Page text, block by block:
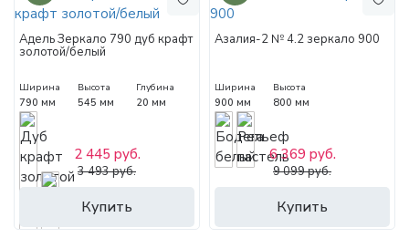
Адель Зеркало 790 дуб крафт
золотой/белый
Ширина
790 мм
Высота
545 мм
Глубина
20 мм
Купить
2 445 руб.
3 493 руб.
Азалия-2 № 4.2 зеркало 900
Ширина
900 мм
Высота
800 мм
Купить
6 369 руб.
9 099 руб.
30%